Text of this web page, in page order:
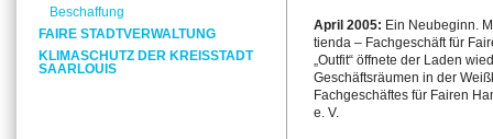
April 2005: Ein Neubeginn.
tienda – Fachgeschäft für
„Outfit“ öffnete der Laden
Geschäftsräumen in der
Fachgeschäftes für Fairen
e. V.
Beschaffung
FAIRE STADTVERWALTUNG
KLIMASCHUTZ DER KREISSTADT
SAARLOUIS